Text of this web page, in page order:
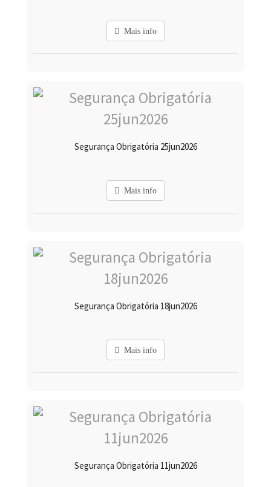
Mais info
Segurança Obrigatória 25jun2026
Mais info
Segurança Obrigatória 18jun2026
Mais info
Segurança Obrigatória 11jun2026